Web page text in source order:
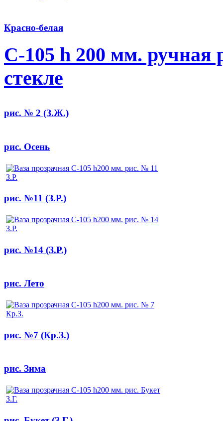
Красно-белая
С-105 h 200 мм. ручная
стекле
рис. № 2 (З.Ж.)
рис. Осень
рис. №11 (З.Р.)
рис. №14 (З.Р.)
рис. Лето
рис. №7 (Кр.З.)
рис. Зима